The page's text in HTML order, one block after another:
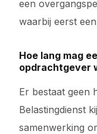
een
waarbij eerst
Hoe lang mag
opdrachtgever
Er bestaat geen
Belastingdienst
samenwerking